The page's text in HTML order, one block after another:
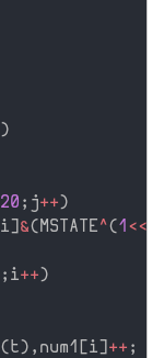
)
20 ; j++ )
i &( MSTATE ^( 1 <<
; i++ )
( t ) , num1 i ++ ;